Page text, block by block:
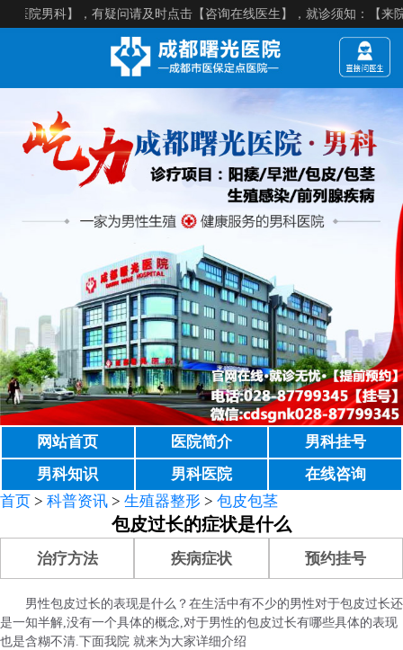
院男科】，有疑问请及时点击【咨询在线医生】，就诊须知：【来院建
网站首页 医院简介
男科挂号
男科知识
男科医院
在线咨询
首页 > 科普资讯 > 生殖器整形 > 包皮包茎
包皮过长的症状是什么
治疗方法 疾病症状 预约挂号
男性包皮过长的表现是什么？在生活中有不少的男性对于包皮过长还
是一知半解,没有一个具体的概念,对于男性的包皮过长有哪些具体的表现
也是含糊不清.下面我院 就来为大家详细介绍